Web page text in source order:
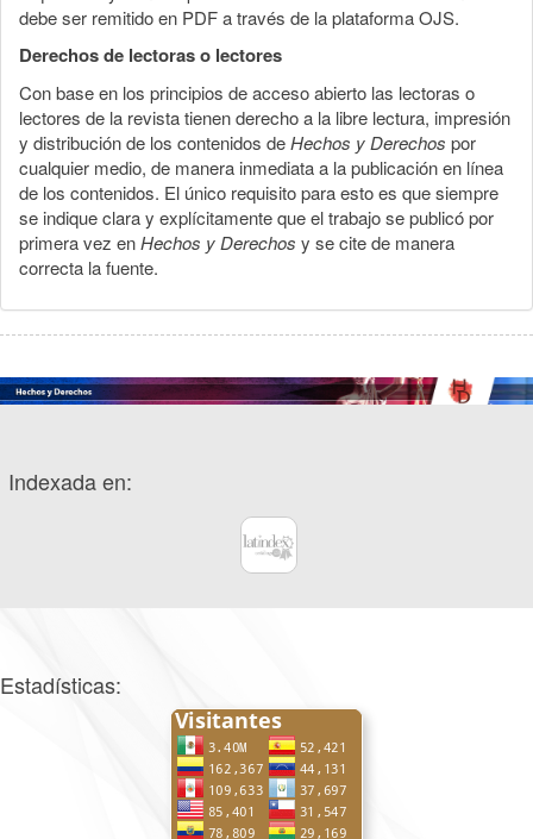
debe ser remitido en PDF a través de la plataforma OJS.
Derechos de lectoras o lectores
Con base en los principios de acceso abierto las lectoras o
lectores de la revista tienen derecho a la libre lectura, impresión
y distribución de los contenidos deHechos y Derechos por
cualquier medio, de manera inmediata a la publicación en línea
de los contenidos. El único requisito para esto es que siempre
se indique clara y explícitamente que el trabajo se publicó por
primera vez enHechos y Derechos y se cite de manera
correcta la fuente.
Indexada en:
Estadísticas: